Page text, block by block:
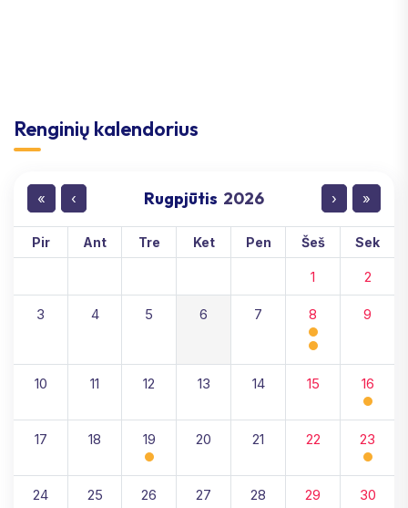
Renginių kalendorius
« ‹ Rugpjūtis 2026 › »
Pir Ant Tre Ket Pen Šeš Sek
1 2
3 4 5 6 7 8 9
10 11 12 13 14 15 16
17 18 19 20 21 22 23
24 25 26 27 28 29 30